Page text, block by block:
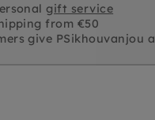
gift service
from €50
give PSikhouvanjou a